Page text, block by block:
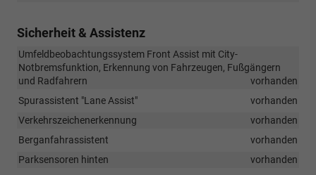
Sicherheit & Assistenz
Umfeldbeobachtungssystem Front Assist mit City-
Notbremsfunktion, Erkennung von Fahrzeugen, Fußgängern
und Radfahrern
vorhanden
Spurassistent "Lane Assist"
vorhanden
Verkehrszeichenerkennung
vorhanden
Berganfahrassistent
vorhanden
Parksensoren hinten
vorhanden